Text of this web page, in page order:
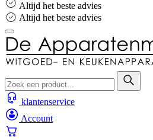
Altijd het beste advies
Altijd het beste advies
klantenservice
Account